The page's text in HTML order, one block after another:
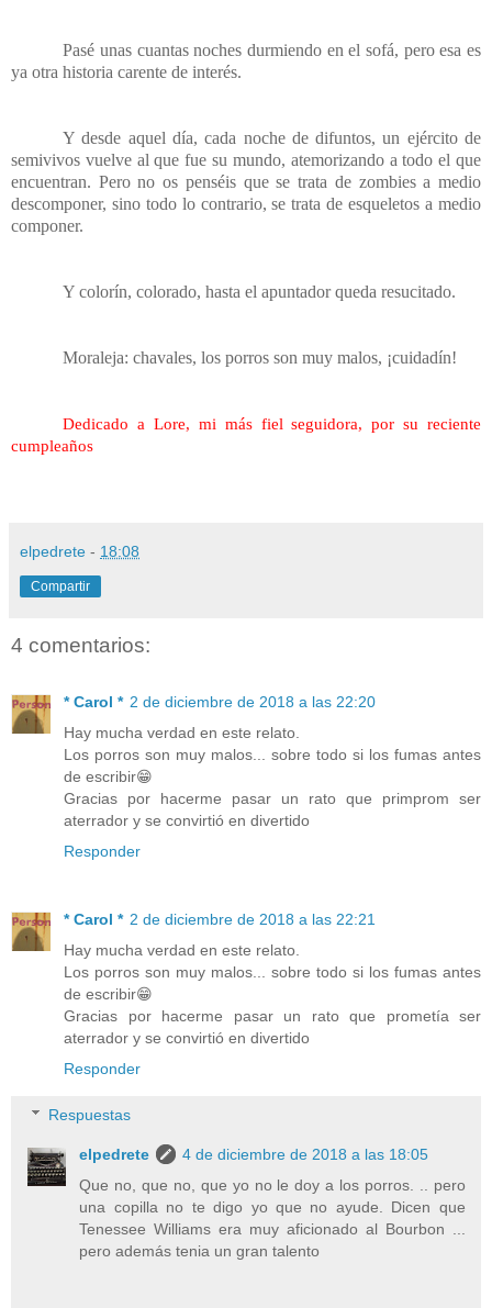
Pasé unas cuantas noches durmiendo en el sofá, pero esa es
ya otra historia carente de interés.
Y desde aquel día, cada noche de difuntos, un ejército de
semivivos vuelve al que fue su mundo, atemorizando a todo el que
encuentran. Pero no os penséis que se trata de zombies a medio
descomponer, sino todo lo contrario, se trata de esqueletos a medio
componer.
Y colorín, colorado, hasta el apuntador queda resucitado.
Moraleja: chavales, los porros son muy malos, ¡cuidadín!
Dedicado a Lore, mi más fiel seguidora, por su reciente
cumpleaños
elpedrete - 18:08
Compartir
4 comentarios:
* Carol * 2 de diciembre de 2018 a las 22:20
Hay mucha verdad en este relato.
Los porros son muy malos... sobre todo si los fumas antes
de escribir😁
Gracias por hacerme pasar un rato que primprom ser
aterrador y se convirtió en divertido
Responder
* Carol * 2 de diciembre de 2018 a las 22:21
Hay mucha verdad en este relato.
Los porros son muy malos... sobre todo si los fumas antes
de escribir😁
Gracias por hacerme pasar un rato que prometía ser
aterrador y se convirtió en divertido
Responder
Respuestas
elpedrete
4 de diciembre de 2018 a las 18:05
Que no, que no, que yo no le doy a los porros. .. pero
una copilla no te digo yo que no ayude. Dicen que
Tenessee Williams era muy aficionado al Bourbon ...
pero además tenia un gran talento